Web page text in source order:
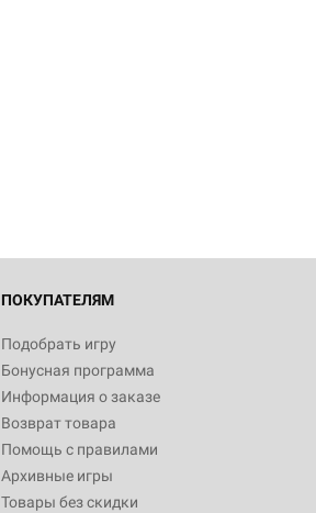
ПОКУПАТЕЛЯМ
Подобрать игру
Бонусная программа
Информация о заказе
Возврат товара
Помощь с правилами
Архивные игры
Товары без скидки